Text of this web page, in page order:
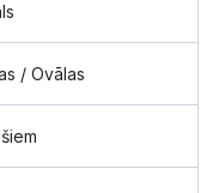
/ Ovālas